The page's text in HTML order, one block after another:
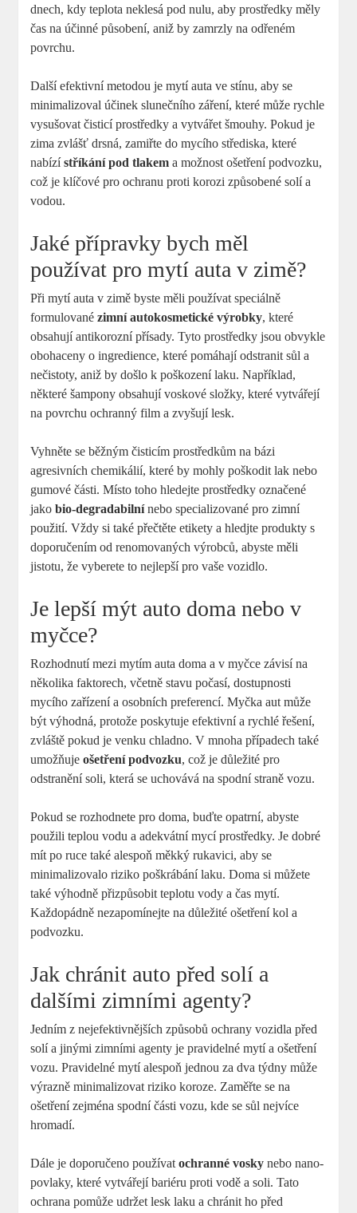
dnech, kdy teplota neklesá pod nulu, aby prostředky měly
čas na účinné působení, aniž by zamrzly na odřeném
povrchu.
Další efektivní metodou je mytí⁢ auta ve stínu, aby se
minimalizoval účinek slunečního záření, které může rychle
vysušovat ⁢čisticí prostředky a vytvářet šmouhy.⁣ Pokud je
zima zvlášť drsná, zamiřte do mycího střediska, které
nabízístříkání pod tlakem a‍ možnost ošetření podvozku,
což je klíčové pro ochranu proti‍ korozi způsobené solí a
vodou.
Jaké přípravky bych měl
používat pro mytí auta v zimě?
Při mytí auta v zimě byste měli používat speciálně
formulovanézimní autokosmetické výrobky, které
obsahují antikorozní přísady. Tyto prostředky jsou obvykle​
obohaceny o ingredience, které pomáhají odstranit sůl a
nečistoty, aniž by došlo k poškození ⁢laku. Například,
některé šampony obsahují voskové složky, které vytvářejí
na ⁤povrchu ochranný film a zvyšují lesk.
Vyhněte se běžným čisticím prostředkům na bázi⁢
agresivních ⁣chemikálií, ⁤které by mohly poškodit lak nebo
gumové části. Místo toho hledejte prostředky označené
jakobio-degradabilnínebo specializované pro zimní
použití. Vždy si⁣ také přečtěte etikety a hledjte produkty s
doporučením od renomovaných výrobců, abyste měli
jistotu, že vyberete to nejlepší pro vaše vozidlo.
Je lepší mýt auto doma nebo v
myčce?
Rozhodnutí mezi‌ mytím auta doma a v myčce závisí na‌
několika faktorech, včetně stavu počasí, dostupnosti
mycího‌ zařízení a osobních preferencí. Myčka ​aut může
být výhodná, protože poskytuje efektivní a rychlé řešení,
zvláště pokud je venku chladno. V mnoha případech také
umožňujeošetření podvozku, což ⁢je důležité pro
odstranění soli, která se uchovává na spodní ⁢straně⁤ vozu.
Pokud se rozhodnete pro doma, buďte opatrní, abyste
použili teplou vodu a adekvátní mycí ⁢prostředky. Je dobré​
mít po ruce také alespoň měkký rukavici, aby se
minimalizovalo riziko ​poškrábání laku. Doma si ⁣můžete
také výhodně přizpůsobit teplotu vody a čas mytí.
Každopádně nezapomínejte na důležité ošetření kol a
podvozku.
Jak chránit auto před​ solí a
‍dalšími zimními ‌agenty?
Jedním z nejefektivnějších způsobů ochrany vozidla před
solí a jinými zimními agenty je pravidelné mytí a ošetření
vozu. Pravidelné mytí alespoň jednou za dva týdny může
výrazně minimalizovat riziko koroze. Zaměřte se ‍na
ošetření zejména spodní části vozu,⁣ kde ​se ‍sůl nejvíce
hromadí.
Dále je doporučeno používatochranné vosky nebo nano-
povlaky, které vytvářejí bariéru proti vodě ‌a soli.⁢ Tato
ochrana pomůže udržet ‌lesk laku⁣ a⁣ chránit ho před